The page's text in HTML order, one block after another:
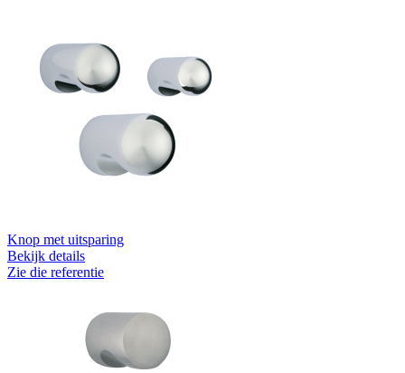
Knop met uitsparing
Bekijk details
Zie die referentie